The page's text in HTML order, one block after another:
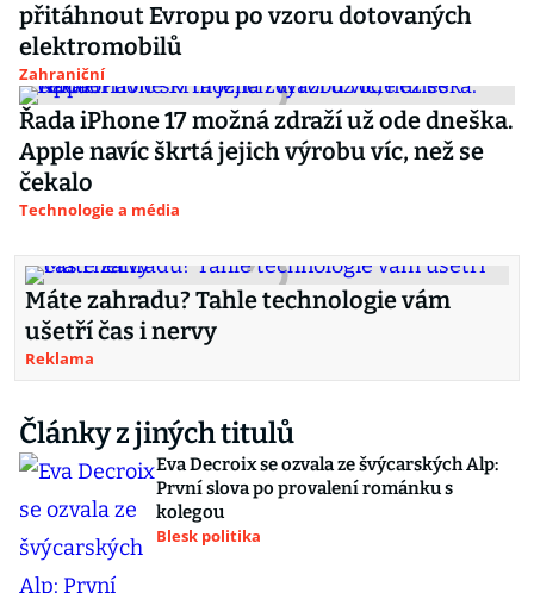
přitáhnout Evropu po vzoru dotovaných
elektromobilů
Zahraniční
Řada iPhone 17 možná zdraží už ode dneška.
Apple navíc škrtá jejich výrobu víc, než se
čekalo
Technologie a média
Máte zahradu? Tahle technologie vám
ušetří čas i nervy
Reklama
Články z jiných titulů
Eva Decroix se ozvala ze švýcarských Alp:
První slova po provalení románku s
kolegou
Blesk politika